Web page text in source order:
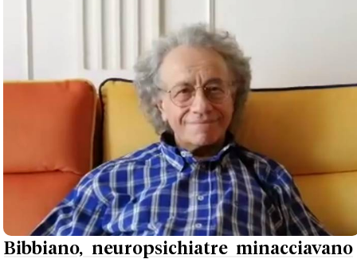
Bibbiano, neuropsichiatre minacciavano